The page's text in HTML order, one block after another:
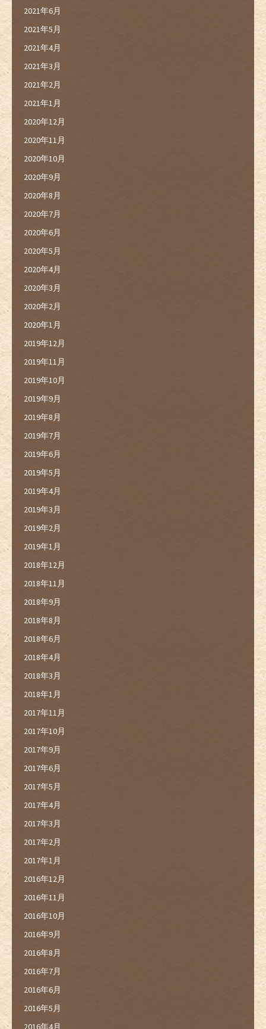
2021年6月
2021年5月
2021年4月
2021年3月
2021年2月
2021年1月
2020年12月
2020年11月
2020年10月
2020年9月
2020年8月
2020年7月
2020年6月
2020年5月
2020年4月
2020年3月
2020年2月
2020年1月
2019年12月
2019年11月
2019年10月
2019年9月
2019年8月
2019年7月
2019年6月
2019年5月
2019年4月
2019年3月
2019年2月
2019年1月
2018年12月
2018年11月
2018年9月
2018年8月
2018年6月
2018年4月
2018年3月
2018年1月
2017年11月
2017年10月
2017年9月
2017年6月
2017年5月
2017年4月
2017年3月
2017年2月
2017年1月
2016年12月
2016年11月
2016年10月
2016年9月
2016年8月
2016年7月
2016年6月
2016年5月
2016年4月